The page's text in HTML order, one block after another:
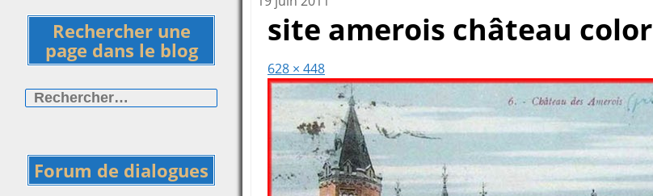
Rechercher une
page dans le blog
Forum de dialogues
site amerois château color
628 × 448